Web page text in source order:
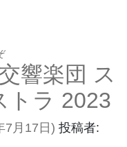
響楽団 ス
トラ 2023
7月17日) 投稿者: